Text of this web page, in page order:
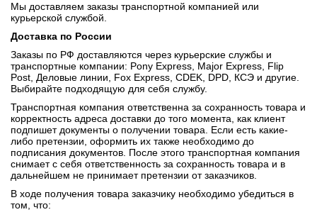
Мы доставляем заказы транспортной компанией или
курьерской службой.
Доставка по России
Заказы по РФ доставляются через курьерские службы и
транспортные компании: Pony Express, Major Express, Flip
Post, Деловые линии, Fox Express, CDEK, DPD, КСЭ и другие.
Выбирайте подходящую для себя службу.
Транспортная компания ответственна за сохранность товара и
корректность адреса доставки до того момента, как клиент
подпишет документы о получении товара. Если есть какие-
либо претензии, оформить их также необходимо до
подписания документов. После этого транспортная компания
снимает с себя ответственность за сохранность товара и в
дальнейшем не принимает претензии от заказчиков.
В ходе получения товара заказчику необходимо убедиться в
том, что: